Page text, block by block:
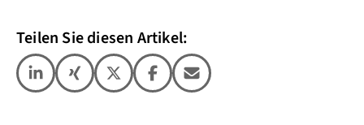
Teilen Sie diesen Artikel: